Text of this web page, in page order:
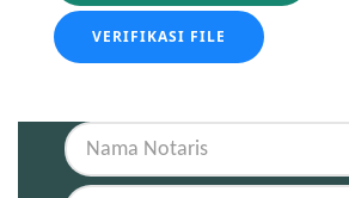
VERIFIKASI FILE